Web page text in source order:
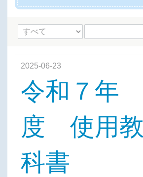
2025-06-23
令和７年
度 使用教
科書